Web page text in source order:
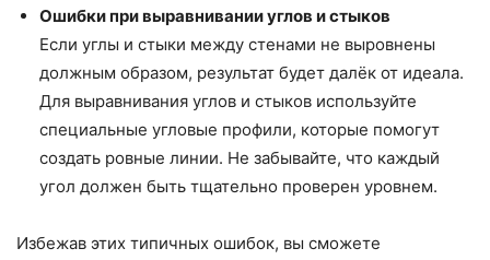
Ошибки при выравнивании углов и стыков
Если углы и стыки между стенами не выровнены
должным образом, результат будет далёк от идеала.
Для выравнивания углов и стыков используйте
специальные угловые профили, которые помогут
создать ровные линии. Не забывайте, что каждый
угол должен быть тщательно проверен уровнем.
Избежав этих типичных ошибок, вы сможете